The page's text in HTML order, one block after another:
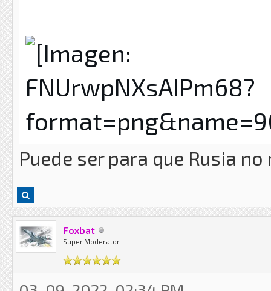
Puede ser para que Rusia
Foxbat
Super Moderator